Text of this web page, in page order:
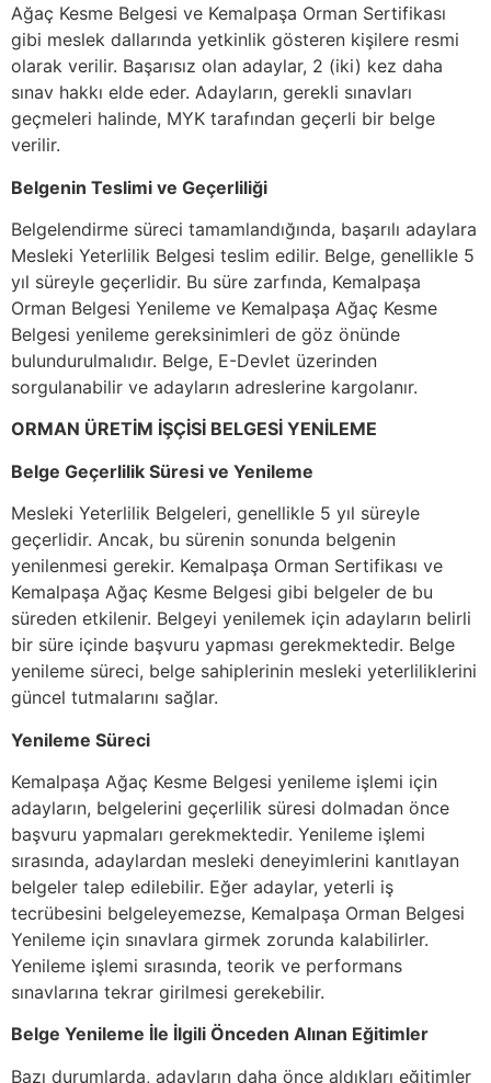
Ağaç Kesme Belgesi ve Kemalpaşa Orman Sertifikası
gibi meslek dallarında yetkinlik gösteren kişilere resmi
olarak verilir. Başarısız olan adaylar, 2 (iki) kez daha
sınav hakkı elde eder. Adayların, gerekli sınavları
geçmeleri halinde, MYK tarafından geçerli bir belge
verilir.
Belgenin Teslimi ve Geçerliliği
Belgelendirme süreci tamamlandığında, başarılı adaylara
Mesleki Yeterlilik Belgesi teslim edilir. Belge, genellikle 5
yıl süreyle geçerlidir. Bu süre zarfında, Kemalpaşa
Orman Belgesi Yenileme ve Kemalpaşa Ağaç Kesme
Belgesi yenileme gereksinimleri de göz önünde
bulundurulmalıdır. Belge, E-Devlet üzerinden
sorgulanabilir ve adayların adreslerine kargolanır.
ORMAN ÜRETİM İŞÇİSİ BELGESİ YENİLEME
Belge Geçerlilik Süresi ve Yenileme
Mesleki Yeterlilik Belgeleri, genellikle 5 yıl süreyle
geçerlidir. Ancak, bu sürenin sonunda belgenin
yenilenmesi gerekir. Kemalpaşa Orman Sertifikası ve
Kemalpaşa Ağaç Kesme Belgesi gibi belgeler de bu
süreden etkilenir. Belgeyi yenilemek için adayların belirli
bir süre içinde başvuru yapması gerekmektedir. Belge
yenileme süreci, belge sahiplerinin mesleki yeterliliklerini
güncel tutmalarını sağlar.
Yenileme Süreci
Kemalpaşa Ağaç Kesme Belgesi yenileme işlemi için
adayların, belgelerini geçerlilik süresi dolmadan önce
başvuru yapmaları gerekmektedir. Yenileme işlemi
sırasında, adaylardan mesleki deneyimlerini kanıtlayan
belgeler talep edilebilir. Eğer adaylar, yeterli iş
tecrübesini belgeleyemezse, Kemalpaşa Orman Belgesi
Yenileme için sınavlara girmek zorunda kalabilirler.
Yenileme işlemi sırasında, teorik ve performans
sınavlarına tekrar girilmesi gerekebilir.
Belge Yenileme İle İlgili Önceden Alınan Eğitimler
Bazı durumlarda, adayların daha önce aldıkları eğitimler